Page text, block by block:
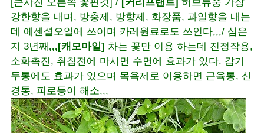
강한향을 내며, 방충제, 방향제, 화장품, 과일향을 내는
데 에센셜오일에 쓰이며 카레원료로도 쓰인다,,,/ 심은
지 3년째 ,,,[캐모마일] 차는 꽃만 이용 하는데 진정작용,
소화촉진, 취침전에 마시면 수면에 효과가 있다. 감기
두통에도 효과가 있으며 목욕제로 이용하면 근육통, 신
경통, 피로등이 해소,,,